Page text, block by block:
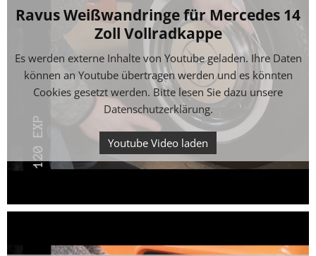
Ravus Weißwandringe für Mercedes 14
Zoll Vollradkappe
Es werden externe Inhalte von Youtube geladen. Ihre Daten
können an Youtube übertragen werden und es könnten
Cookies gesetzt werden. Bitte lesen Sie dazu unsere
Datenschutzerklärung.
Youtube Video laden